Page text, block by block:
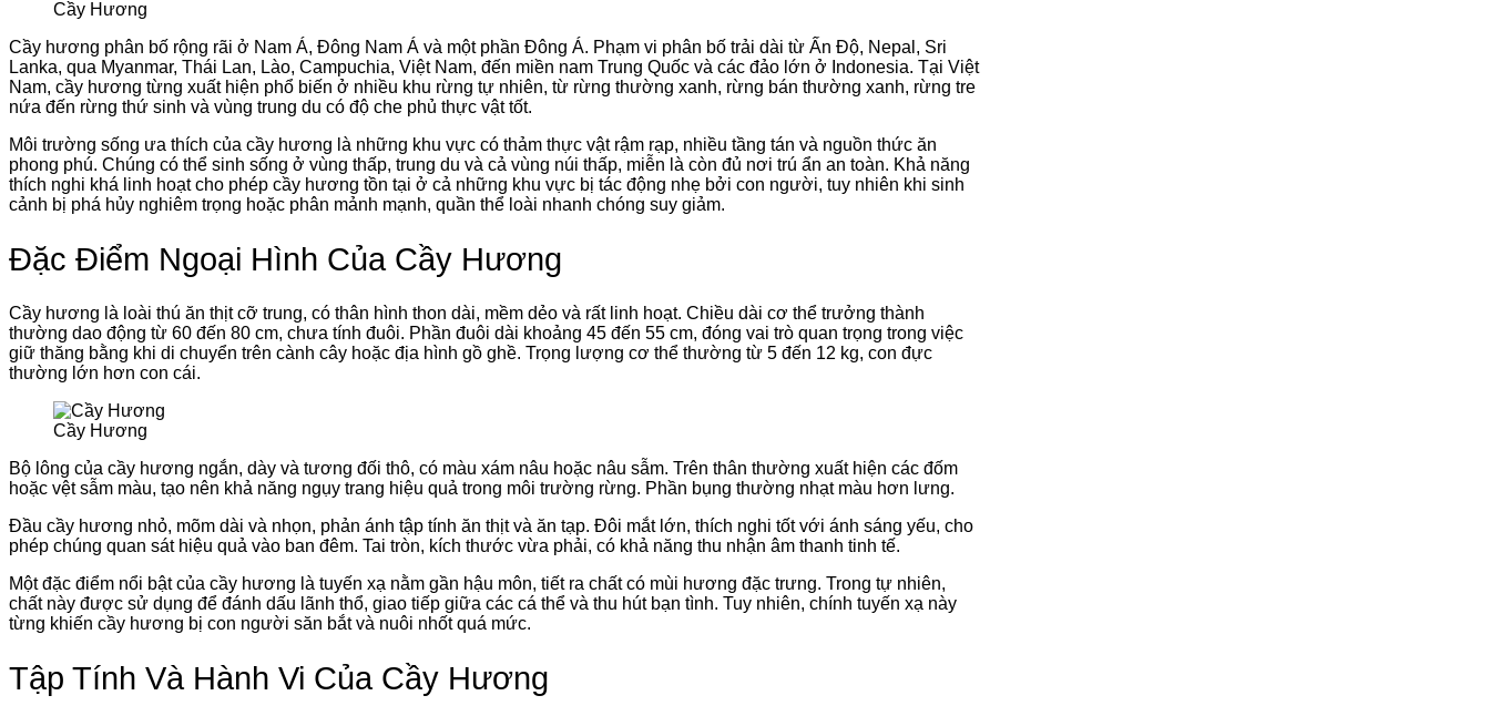
Cầy Hương
Cầy hương phân bố rộng rãi ở Nam Á, Đông Nam Á và một phần Đông Á. Phạm vi phân bố trải dài từ Ấn Độ, Nepal, Sri
Lanka, qua Myanmar, Thái Lan, Lào, Campuchia, Việt Nam, đến miền nam Trung Quốc và các đảo lớn ở Indonesia. Tại Việt
Nam, cầy hương từng xuất hiện phổ biến ở nhiều khu rừng tự nhiên, từ rừng thường xanh, rừng bán thường xanh, rừng tre
nứa đến rừng thứ sinh và vùng trung du có độ che phủ thực vật tốt.
Môi trường sống ưa thích của cầy hương là những khu vực có thảm thực vật rậm rạp, nhiều tầng tán và nguồn thức ăn
phong phú. Chúng có thể sinh sống ở vùng thấp, trung du và cả vùng núi thấp, miễn là còn đủ nơi trú ẩn an toàn. Khả năng
thích nghi khá linh hoạt cho phép cầy hương tồn tại ở cả những khu vực bị tác động nhẹ bởi con người, tuy nhiên khi sinh
cảnh bị phá hủy nghiêm trọng hoặc phân mảnh mạnh, quần thể loài nhanh chóng suy giảm.
Đặc Điểm Ngoại Hình Của Cầy Hương
Cầy hương là loài thú ăn thịt cỡ trung, có thân hình thon dài, mềm dẻo và rất linh hoạt. Chiều dài cơ thể trưởng thành
thường dao động từ 60 đến 80 cm, chưa tính đuôi. Phần đuôi dài khoảng 45 đến 55 cm, đóng vai trò quan trọng trong việc
giữ thăng bằng khi di chuyển trên cành cây hoặc địa hình gồ ghề. Trọng lượng cơ thể thường từ 5 đến 12 kg, con đực
thường lớn hơn con cái.
Cầy Hương
Bộ lông của cầy hương ngắn, dày và tương đối thô, có màu xám nâu hoặc nâu sẫm. Trên thân thường xuất hiện các đốm
hoặc vệt sẫm màu, tạo nên khả năng ngụy trang hiệu quả trong môi trường rừng. Phần bụng thường nhạt màu hơn lưng.
Đầu cầy hương nhỏ, mõm dài và nhọn, phản ánh tập tính ăn thịt và ăn tạp. Đôi mắt lớn, thích nghi tốt với ánh sáng yếu, cho
phép chúng quan sát hiệu quả vào ban đêm. Tai tròn, kích thước vừa phải, có khả năng thu nhận âm thanh tinh tế.
Một đặc điểm nổi bật của cầy hương là tuyến xạ nằm gần hậu môn, tiết ra chất có mùi hương đặc trưng. Trong tự nhiên,
chất này được sử dụng để đánh dấu lãnh thổ, giao tiếp giữa các cá thể và thu hút bạn tình. Tuy nhiên, chính tuyến xạ này
từng khiến cầy hương bị con người săn bắt và nuôi nhốt quá mức.
Tập Tính Và Hành Vi Của Cầy Hương